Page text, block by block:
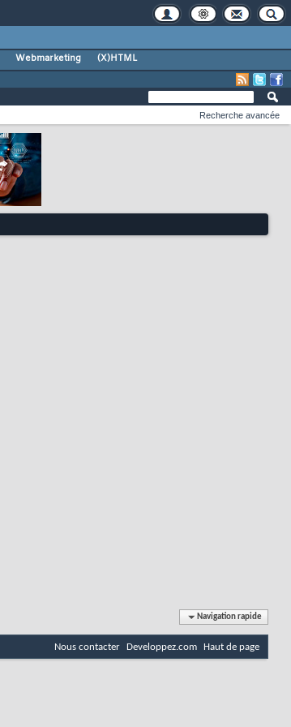
Webmarketing
(X)HTML
Recherche avancée
Navigation rapide
Nous contacter Developpez.com Haut de page